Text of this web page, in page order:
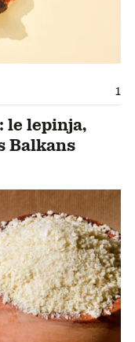
1
le lepinja,
Balkans